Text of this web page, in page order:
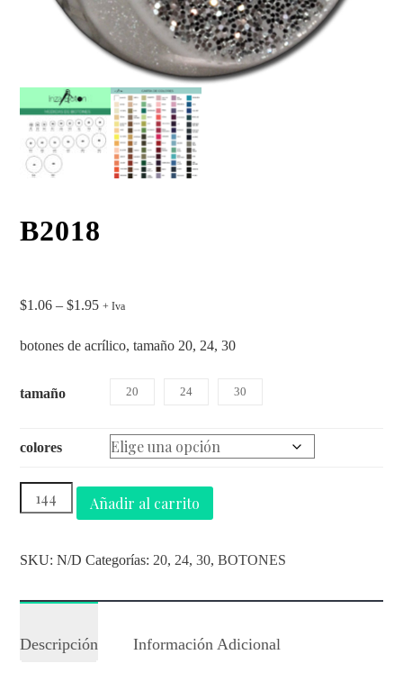
B2018
$1.06 – $1.95 + Iva
botones de acrílico, tamaño 20, 24, 30
tamaño 20 24 30
colores
Añadir al carrito
SKU:N/D Categorías: 20, 24,30,BOTONES
Descripción Información Adicional